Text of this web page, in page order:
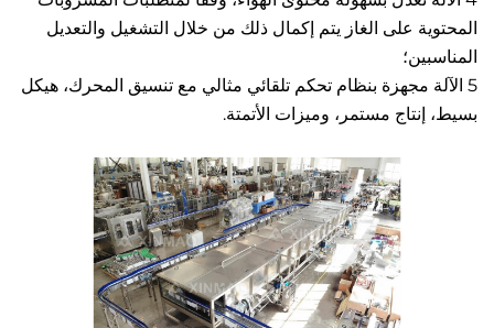
المحتوية على الغاز يتم إكمال ذلك من خلال التشغيل والتعديل
مستمر، وميزات الأتمتة.